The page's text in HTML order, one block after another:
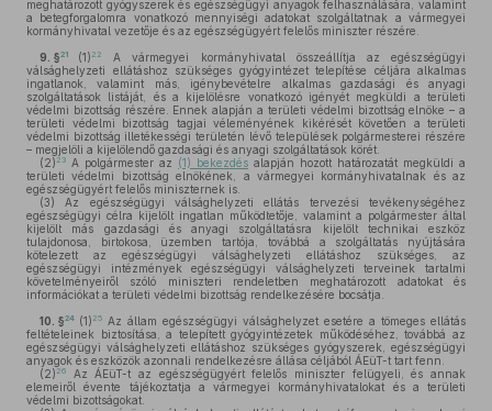
meghatározott gyógyszerek és egészségügyi anyagok felhasználására, valamint
a betegforgalomra vonatkozó mennyiségi adatokat szolgáltatnak a vármegyei
kormányhivatal vezetője és az egészségügyért felelős miniszter részére.
9. §21 (1) 22
A vármegyei kormányhivatal összeállítja az egészségügyi
válsághelyzeti ellátáshoz szükséges gyógyintézet telepítése céljára alkalmas
ingatlanok, valamint más, igénybevételre alkalmas gazdasági és anyagi
szolgáltatások listáját, és a kijelölésre vonatkozó igényét megküldi a területi
védelmi bizottság részére. Ennek alapján a területi védelmi bizottság elnöke – a
területi védelmi bizottság tagjai véleményének kikérését követően a területi
védelmi bizottság illetékességi területén lévő települések polgármesterei részére
– megjelöli a kijelölendő gazdasági és anyagi szolgáltatások körét.
(2) 23 A polgármester az (1) bekezdés alapján hozott határozatát megküldi a
területi védelmi bizottság elnökének, a vármegyei kormányhivatalnak és az
egészségügyért felelős miniszternek is.
(3) Az egészségügyi válsághelyzeti ellátás tervezési tevékenységéhez
egészségügyi célra kijelölt ingatlan működtetője, valamint a polgármester által
kijelölt más gazdasági és anyagi szolgáltatásra kijelölt technikai eszköz
tulajdonosa, birtokosa, üzemben tartója, továbbá a szolgáltatás nyújtására
kötelezett az egészségügyi válsághelyzeti ellátáshoz szükséges, az
egészségügyi intézmények egészségügyi válsághelyzeti terveinek tartalmi
követelményeiről szóló miniszteri rendeletben meghatározott adatokat és
információkat a területi védelmi bizottság rendelkezésére bocsátja.
10. §24 (1) 25 Az állam egészségügyi válsághelyzet esetére a tömeges ellátás
feltételeinek biztosítása, a telepített gyógyintézetek működéséhez, továbbá az
egészségügyi válsághelyzeti ellátáshoz szükséges gyógyszerek, egészségügyi
anyagok és eszközök azonnali rendelkezésre állása céljából ÁEüT-t tart fenn.
(2) 26
Az ÁEüT-t az egészségügyért felelős miniszter felügyeli, és annak
elemeiről évente tájékoztatja a vármegyei kormányhivatalokat és a területi
védelmi bizottságokat.